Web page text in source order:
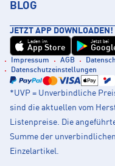
BLOG
JETZT APP DOWNLOADEN!
Laden im
App Store
Jetzt bei
Impressum AGB
Datenschutzeinstellungen
*UVP = Unverbindliche
sind die aktuellen vom
Listenpreise. Die
Summe der
Einzelartikel.